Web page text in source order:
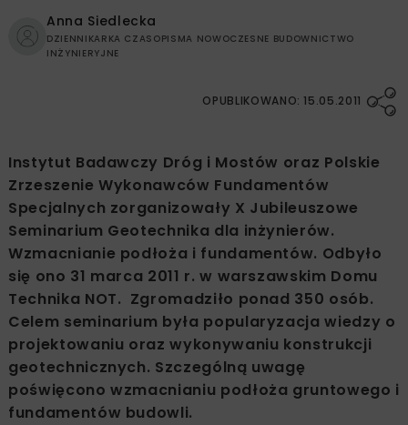
Anna Siedlecka
DZIENNIKARKA CZASOPISMA NOWOCZESNE BUDOWNICTWO
INŻYNIERYJNE
OPUBLIKOWANO: 15.05.2011
Instytut Badawczy Dróg i Mostów oraz Polskie
Zrzeszenie Wykonawców Fundamentów
Specjalnych zorganizowały X Jubileuszowe
Seminarium Geotechnika dla inżynierów.
Wzmacnianie podłoża i fundamentów. Odbyło
się ono 31 marca 2011 r. w warszawskim Domu
Technika NOT. Zgromadziło ponad 350 osób.
Celem seminarium była popularyzacja wiedzy o
projektowaniu oraz wykonywaniu konstrukcji
geotechnicznych. Szczególną uwagę
poświęcono wzmacnianiu podłoża gruntowego i
fundamentów budowli.